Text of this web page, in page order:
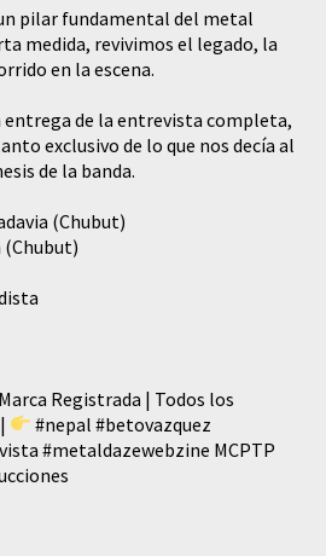
pilar fundamental del metal
medida, revivimos el legado, la
en la escena.
de la entrevista completa,
exclusivo de lo que nos decía al
de la banda.
(Chubut)
(Chubut)
Registrada | Todos los
#nepal #betovazquez
#metaldazewebzine MCPTP